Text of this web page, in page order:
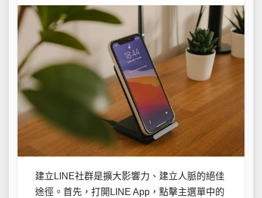
建立LINE社群是擴大影響力、建立人脈的絕佳
途徑。首先，打開LINE App，點擊主選單中的